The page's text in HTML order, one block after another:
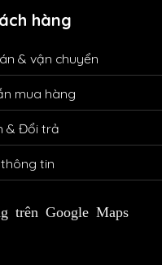
hàng
& vận chuyển
mua hàng
& Đổi trả
tin
trên Google Maps